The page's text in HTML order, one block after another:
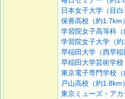
日本女子大学（目
保善高校（約1.7km）
学習院女子高等科（
学習院女子大学（約
早稲田大学（西早稲
早稲田大学芸術学校
東京電子専門学校（
戸山高校（約1.8km）
東京ミューズ・アカ